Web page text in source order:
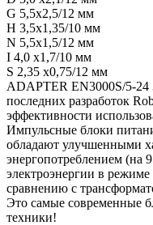
G 5,5х2,5/12 мм
H 3,5х1,35/10 мм
N 5,5х1,5/12 мм
I 4,0 х1,7/10 мм
S 2,35 х0,75/12 мм
ADAPTER EN3000S/5-24
последних разработок
эффективности
Импульсные блоки
обладают улучшенными
энергопотреблением (на
электроэнергии в
сравнению с
Это самые современные
техники!